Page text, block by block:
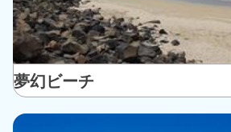
夢幻ビーチ